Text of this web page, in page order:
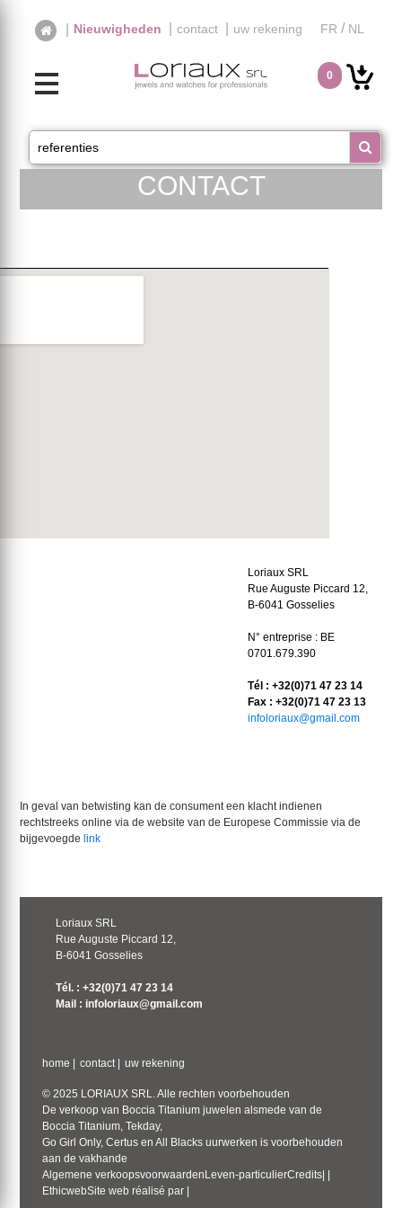
Nieuwigheden contact uw rekening FR / NL
0
CONTACT
Loriaux SRL
Rue Auguste Piccard 12,
B-6041 Gosselies
N° entreprise : BE
0701.679.390
Tél : +32(0)71 47 23 14
Fax : +32(0)71 47 23 13
infoloriaux@gmail.com
In geval van betwisting kan de consument een klacht indienen
rechtstreeks online via de website van de Europese Commissie via de
bijgevoegde link
Loriaux SRL
Rue Auguste Piccard 12,
B-6041 Gosselies
Tél. : +32(0)71 47 23 14
Mail : infoloriaux@gmail.com
home contact| uw rekening
© 2025 LORIAUX SRL. Alle rechten voorbehouden
De verkoop van Boccia Titanium juwelen alsmede van de
Boccia Titanium, Tekday,
Go Girl Only, Certus en All Blacks uurwerken is voorbehouden
aan de vakhande
Algemene verkoopsvoorwaarden Leven-particulierCredits
Site web réalisé par
Ethicweb